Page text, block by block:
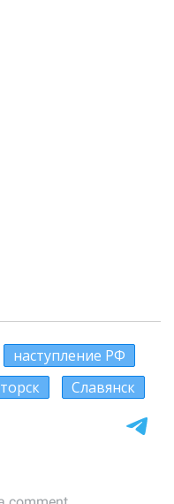
наступление РФ
Славянск